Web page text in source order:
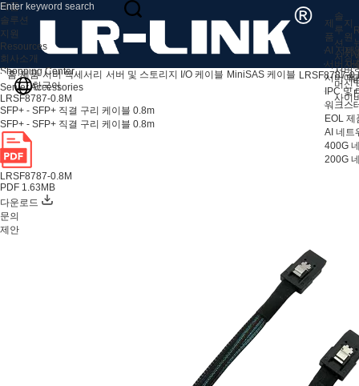
제
품
AI 서버
서버 어
서버 액
IPC 및
워크스
EOL 제
AI 네트
400G
200G
솔
루
션
저장
서버
머신
사이
지
원
지
자
애
제품
솔루션
지원
Resources
회사소개
Shopping Center
한국어
홈 제품 서버 액세서리 서버 및 스토리지 I/O 케이블 MiniSAS 케이블 LRSF8787-
Server Accessories
LRSF8787-0.8M
SFP+ - SFP+ 직결 구리 케이블 0.8m
SFP+ - SFP+ 직결 구리 케이블 0.8m
LRSF8787-0.8M
PDF 1.63MB
다운로드
문의
제안